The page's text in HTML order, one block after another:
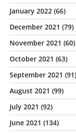
January 2022 (66)
December 2021 (79)
November 2021 (60)
October 2021 (63)
September 2021 (91)
August 2021 (99)
July 2021 (92)
June 2021 (134)